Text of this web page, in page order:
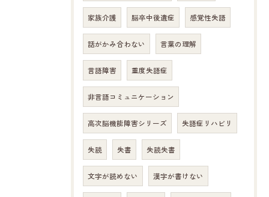
家族介護 脳卒中後遺症 感覚性失語
話がかみ合わない 言葉の理解
言語障害 重度失語症
非言語コミュニケーション
高次脳機能障害シリーズ 失語症リハビリ
失読 失書 失読失書
文字が読めない 漢字が書けない